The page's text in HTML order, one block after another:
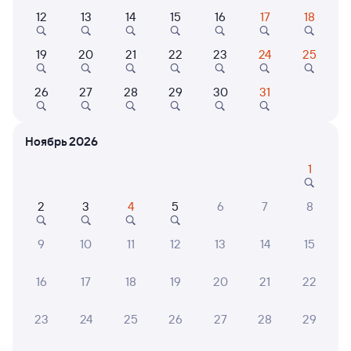
Самый быстрый
801Я Ласточка ЭС2ГП Проходящий 9,4
из Санкт-Петербурга-Главн.
07:42 10:27
2 ч 45 м в пути
Маршрут
Сидячий
от 1 ⁠605 ⁠₽
739У Проходящий Двухэтажный 9,5
12 13 14 15 16 17 18
19 20 21 22 23 24 25
26 27 28 29 30 31
Ноябрь 2026
1
2 3 4 5 6 7 8
9 10 11 12 13 14 15
16 17 18 19 20 21 22
23 24 25 26 27 28 29